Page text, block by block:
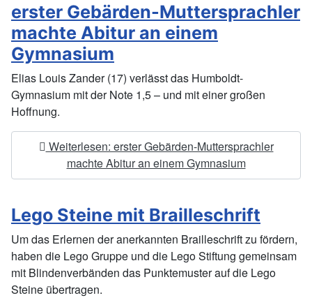
erster Gebärden-Muttersprachler
machte Abitur an einem
Gymnasium
Elias Louis Zander (17) verlässt das Humboldt-
Gymnasium mit der Note 1,5 – und mit einer großen
Hoffnung.
Weiterlesen: erster Gebärden-Muttersprachler
machte Abitur an einem Gymnasium
Lego Steine mit Brailleschrift
Um das Erlernen der anerkannten Brailleschrift zu fördern,
haben die Lego Gruppe und die Lego Stiftung gemeinsam
mit Blindenverbänden das Punktemuster auf die Lego
Steine übertragen.